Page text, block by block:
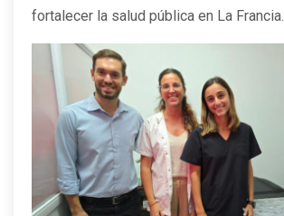
fortalecer la salud pública en La Francia.